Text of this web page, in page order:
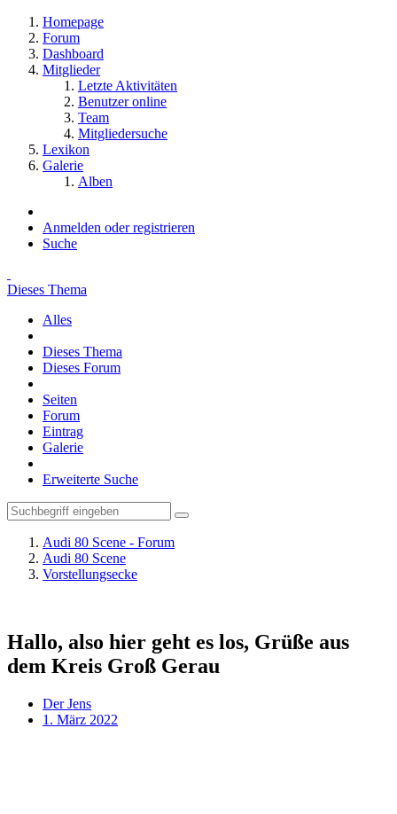
Homepage
Forum
Dashboard
Mitglieder
Letzte Aktivitäten
Benutzer online
Team
Mitgliedersuche
Lexikon
Galerie
Alben
Anmelden oder registrieren
Suche
Dieses Thema
Alles
Dieses Thema
Dieses Forum
Seiten
Forum
Eintrag
Galerie
Erweiterte Suche
Audi 80 Scene - Forum
Audi 80 Scene
Vorstellungsecke
Hallo, also hier geht es los, Grüße aus
dem Kreis Groß Gerau
Der Jens
1. März 2022